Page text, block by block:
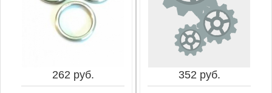
1122 руб.
Маслоотводящая От
В корзину
755 руб.
Трубка Топл. (ISF3.8)
Форсунки 2,4-Цил
В корзину
262 руб. 352 руб.